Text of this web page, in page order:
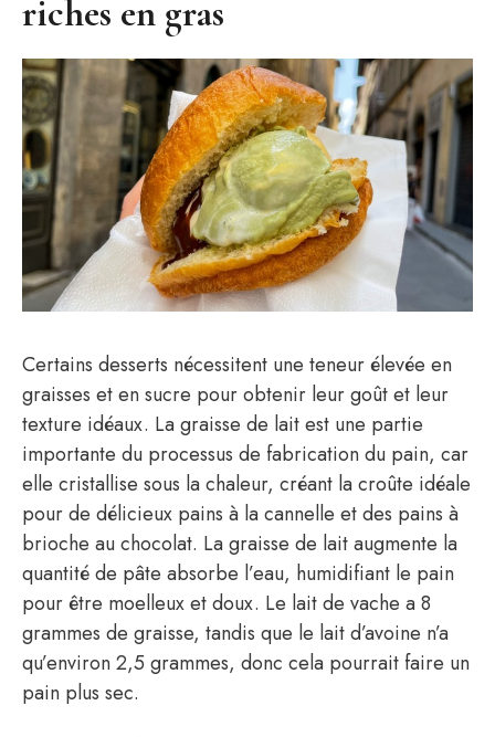
riches en gras
Certains desserts nécessitent une teneur élevée en
graisses et en sucre pour obtenir leur goût et leur
texture idéaux. La graisse de lait est une partie
importante du processus de fabrication du pain, car
elle cristallise sous la chaleur, créant la croûte idéale
pour de délicieux pains à la cannelle et des pains à
brioche au chocolat. La graisse de lait augmente la
quantité de pâte absorbe l’eau, humidifiant le pain
pour être moelleux et doux. Le lait de vache a 8
grammes de graisse, tandis que le lait d’avoine n’a
qu’environ 2,5 grammes, donc cela pourrait faire un
pain plus sec.